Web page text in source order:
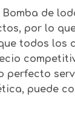
Bomba de
por lo
todos los
perfecto
, puede